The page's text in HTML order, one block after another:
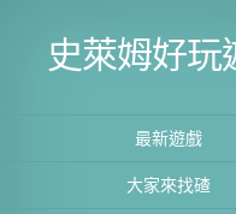
史萊姆好玩
最新遊戲
大家來找碴